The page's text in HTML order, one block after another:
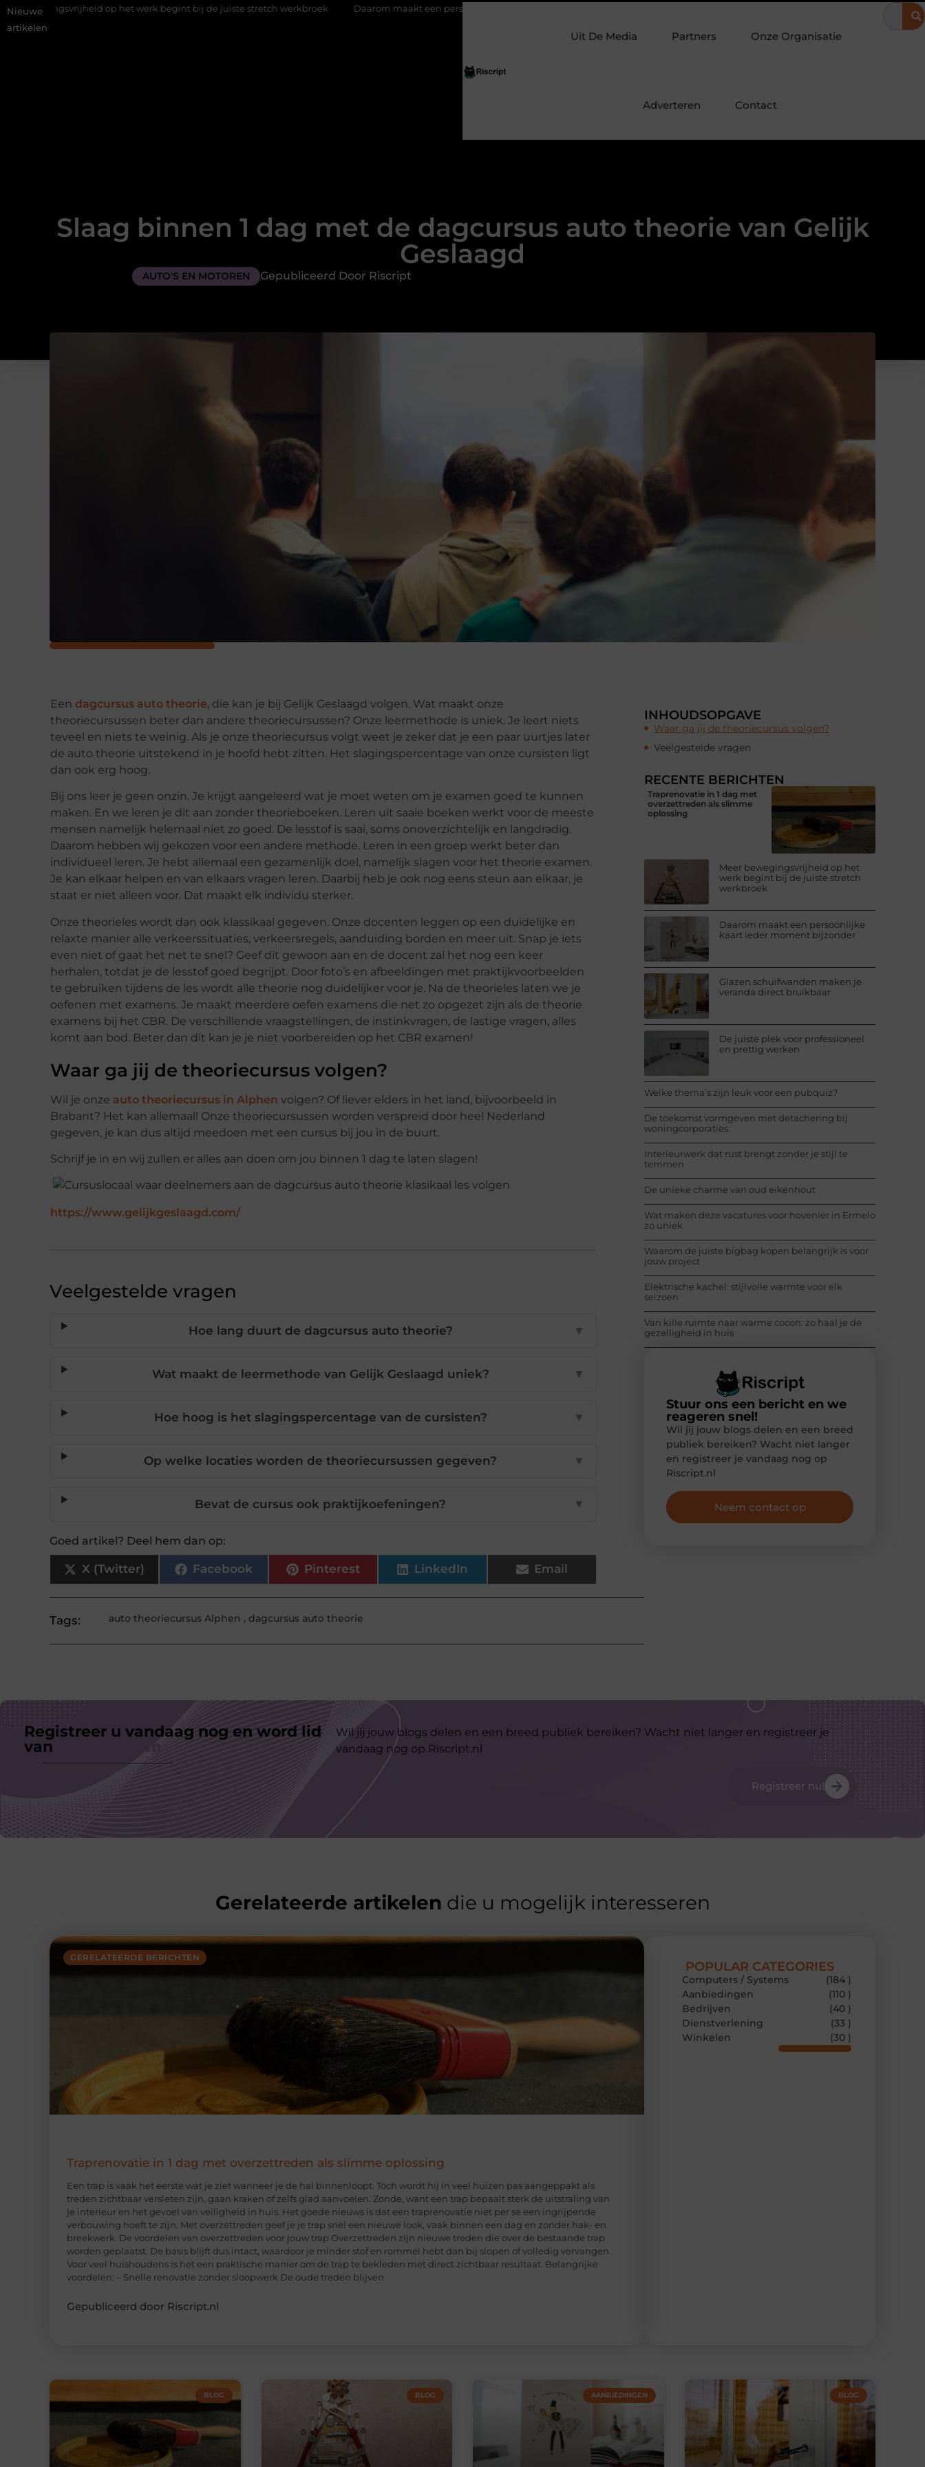
Nieuwe
artikelen
op het werk begint bij de juiste stretch werkbroek Daarom maakt een persoonlijke kaart ieder moment bijzonder De juiste plek
Uit De Media Partners Onze Organisatie
Adverteren Contact
Slaag binnen 1 dag met de dagcursus auto theorie van Gelijk
Geslaagd
AUTO'S EN MOTOREN Gepubliceerd Door Riscript
Een dagcursus auto theorie, die kan je bij Gelijk Geslaagd volgen. Wat maakt onze
theoriecursussen beter dan andere theoriecursussen? Onze leermethode is uniek. Je leert niets
teveel en niets te weinig. Als je onze theoriecursus volgt weet je zeker dat je een paar uurtjes later
de auto theorie uitstekend in je hoofd hebt zitten. Het slagingspercentage van onze cursisten ligt
dan ook erg hoog.
Bij ons leer je geen onzin. Je krijgt aangeleerd wat je moet weten om je examen goed te kunnen
maken. En we leren je dit aan zonder theorieboeken. Leren uit saaie boeken werkt voor de meeste
mensen namelijk helemaal niet zo goed. De lesstof is saai, soms onoverzichtelijk en langdradig.
Daarom hebben wij gekozen voor een andere methode. Leren in een groep werkt beter dan
individueel leren. Je hebt allemaal een gezamenlijk doel, namelijk slagen voor het theorie examen.
Je kan elkaar helpen en van elkaars vragen leren. Daarbij heb je ook nog eens steun aan elkaar, je
staat er niet alleen voor. Dat maakt elk individu sterker.
Onze theorieles wordt dan ook klassikaal gegeven. Onze docenten leggen op een duidelijke en
relaxte manier alle verkeerssituaties, verkeersregels, aanduiding borden en meer uit. Snap je iets
even niet of gaat het net te snel? Geef dit gewoon aan en de docent zal het nog een keer
herhalen, totdat je de lesstof goed begrijpt. Door foto’s en afbeeldingen met praktijkvoorbeelden
te gebruiken tijdens de les wordt alle theorie nog duidelijker voor je. Na de theorieles laten we je
oefenen met examens. Je maakt meerdere oefen examens die net zo opgezet zijn als de theorie
examens bij het CBR. De verschillende vraagstellingen, de instinkvragen, de lastige vragen, alles
komt aan bod. Beter dan dit kan je je niet voorbereiden op het CBR examen!
Waar ga jij de theoriecursus volgen?
Wil je onze auto theoriecursus in Alphen volgen? Of liever elders in het land, bijvoorbeeld in
Brabant? Het kan allemaal! Onze theoriecursussen worden verspreid door heel Nederland
gegeven, je kan dus altijd meedoen met een cursus bij jou in de buurt.
Schrijf je in en wij zullen er alles aan doen om jou binnen 1 dag te laten slagen!
https://www.gelijkgeslaagd.com/
Veelgestelde vragen
Hoe lang duurt de dagcursus auto theorie? ▼
Wat maakt de leermethode van Gelijk Geslaagd uniek? ▼
Hoe hoog is het slagingspercentage van de cursisten? ▼
Op welke locaties worden de theoriecursussen gegeven? ▼
Bevat de cursus ook praktijkoefeningen? ▼
Goed artikel? Deel hem dan op:
X (Twitter) Facebook Pinterest LinkedIn Email
Tags: auto theoriecursus Alphen , dagcursus auto theorie
INHOUDSOPGAVE
Waar ga jij de theoriecursus volgen?
Veelgestelde vragen
RECENTE BERICHTEN
Traprenovatie in 1 dag met
overzettreden als slimme
oplossing
Meer bewegingsvrijheid op het
werk begint bij de juiste stretch
werkbroek
Daarom maakt een persoonlijke
kaart ieder moment bijzonder
Glazen schuifwanden maken je
veranda direct bruikbaar
De juiste plek voor professioneel
en prettig werken
Welke thema’s zijn leuk voor een pubquiz?
De toekomst vormgeven met detachering bij
woningcorporaties
Interieurwerk dat rust brengt zonder je stijl te
temmen
De unieke charme van oud eikenhout
Wat maken deze vacatures voor hovenier in Ermelo
zo uniek
Waarom de juiste bigbag kopen belangrijk is voor
jouw project
Elektrische kachel: stijlvolle warmte voor elk
seizoen
Van kille ruimte naar warme cocon: zo haal je de
gezelligheid in huis
Stuur ons een bericht en we
reageren snel!
Wil jij jouw blogs delen en een breed
publiek bereiken? Wacht niet langer
en registreer je vandaag nog op
Riscript.nl
Neem contact op
Registreer u vandaag nog en word lid
van
Wil jij jouw blogs delen en een breed publiek bereiken? Wacht niet langer en registreer je
vandaag nog op Riscript.nl
Registreer nu!
Gerelateerde artikelen die u mogelijk interesseren
GERELATEERDE BERICHTEN
Traprenovatie in 1 dag met overzettreden als slimme oplossing
Een trap is vaak het eerste wat je ziet wanneer je de hal binnenloopt. Toch wordt hij in veel huizen pas aangeppakt als
treden zichtbaar versleten zijn, gaan kraken of zelfs glad aanvoelen. Zonde, want een trap bepaalt sterk de uitstraling van
je interieur en het gevoel van veiligheid in huis. Het goede nieuws is dat een traprenovatie niet per se een ingrijpende
verbouwing hoeft te zijn. Met overzettreden geef je je trap snel een nieuwe look, vaak binnen een dag en zonder hak- en
breekwerk. De voordelen van overzettreden voor jouw trap Overzettreden zijn nieuwe treden die over de bestaande trap
worden geplaatst. De basis blijft dus intact, waardoor je minder stof en rommel hebt dan bij slopen of volledig vervangen.
Voor veel huishoudens is het een praktische manier om de trap te bekleden met direct zichtbaar resultaat. Belangrijke
voordelen: – Snelle renovatie zonder sloopwerk De oude treden blijven
Gepubliceerd door Riscript.nl
POPULAR CATEGORIES
Computers / Systems
(184 )
Aanbiedingen
(110 )
Bedrijven
(40 )
Dienstverlening
(33 )
Winkelen
(30 )
BLOG BLOG AANBIEDINGEN BLOG